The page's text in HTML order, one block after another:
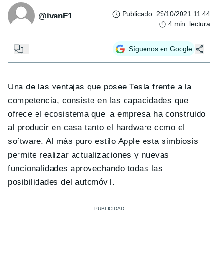
@ivanF1 Publicado: 29/10/2021 11:44
4 min. lectura
... Síguenos en Google
Una de las ventajas que posee Tesla frente a la
competencia, consiste en las capacidades que
ofrece el ecosistema que la empresa ha construido
al producir en casa tanto el hardware como el
software. Al más puro estilo Apple esta simbiosis
permite realizar actualizaciones y nuevas
funcionalidades aprovechando todas las
posibilidades del automóvil.